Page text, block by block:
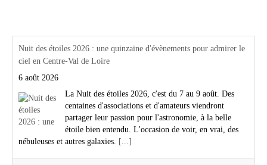
Nuit des étoiles 2026 : une quinzaine d'évènements pour admirer le
ciel en Centre-Val de Loire
6 août 2026
La Nuit des étoiles 2026, c'est du 7 au 9 août. Des
centaines d'associations et d'amateurs viendront
partager leur passion pour l'astronomie, à la belle
étoile bien entendu. L'occasion de voir, en vrai, des
nébuleuses et autres galaxies. [...]